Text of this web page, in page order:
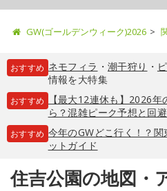
GW(ゴールデンウィーク)2026
おすすめ ネモフィラ ・ 潮干狩り ・
情報を大特集
おすすめ
【最大12連休も】2026
ら？混雑ピーク予想と回
おすすめ 今年のGWどこ行く！？
ットガイド
住吉公園の地図・